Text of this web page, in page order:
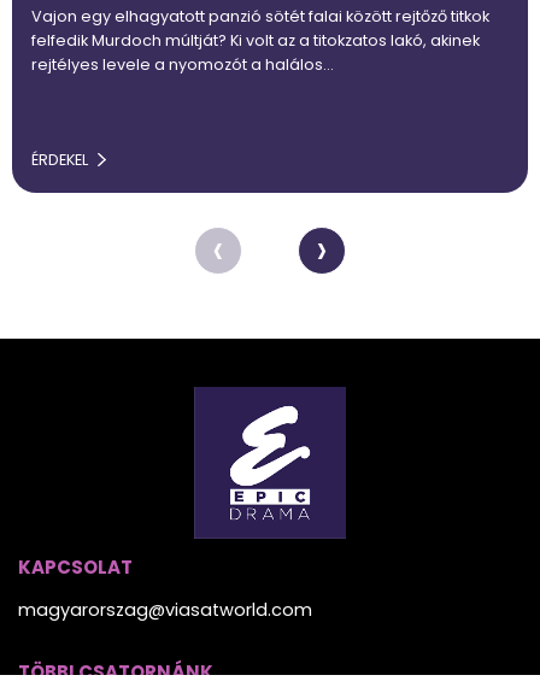
Vajon egy elhagyatott panzió sötét falai között rejtőző titkok
felfedik Murdoch múltját? Ki volt az a titokzatos lakó, akinek
rejtélyes levele a nyomozót a halálos…
ÉRDEKEL
‹ ›
KAPCSOLAT
magyarorszag@viasatworld.com
TÖBBI CSATORNÁNK